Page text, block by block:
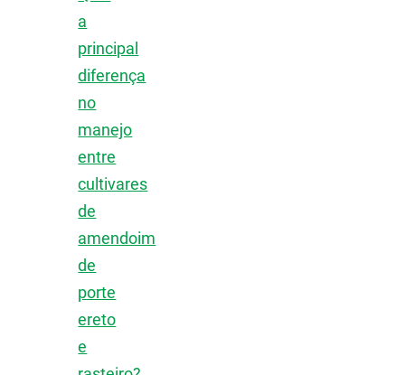
a
principal
diferença
no
manejo
entre
cultivares
de
amendoim
de
porte
ereto
e